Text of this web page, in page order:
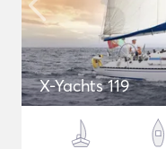
X-Yachts 119